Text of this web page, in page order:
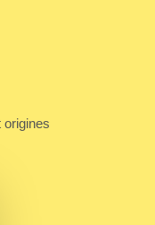
origines
cookie